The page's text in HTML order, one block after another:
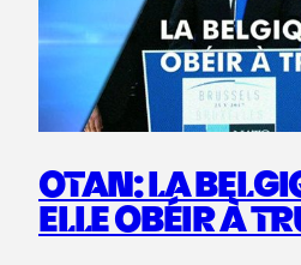
OTAN: LA
ELLE OBÉIR À